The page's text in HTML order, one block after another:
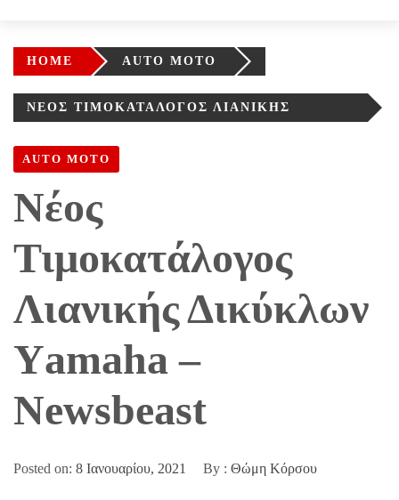
HOME AUTO MOTO
ΝΈΟΣ ΤΙΜΟΚΑΤΆΛΟΓΟΣ ΛΙΑΝΙΚΉΣ
AUTO MOTO
Νέος
Τιμοκατάλογος
Λιανικής Δικύκλων
Υamaha –
Newsbeast
Posted on: 8 Ιανουαρίου, 2021 By : Θώμη Κόρσου